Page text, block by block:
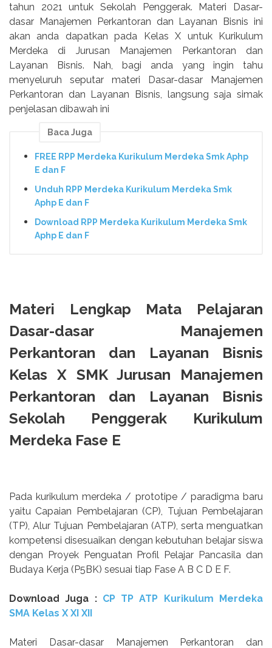
tahun 2021 untuk Sekolah Penggerak. Materi Dasar-
dasar Manajemen Perkantoran dan Layanan Bisnis ini
akan anda dapatkan pada Kelas X untuk Kurikulum
Merdeka di Jurusan Manajemen Perkantoran dan
Layanan Bisnis. Nah, bagi anda yang ingin tahu
menyeluruh seputar materi Dasar-dasar Manajemen
Perkantoran dan Layanan Bisnis, langsung saja simak
penjelasan dibawah ini
Baca Juga
FREE RPP Merdeka Kurikulum Merdeka Smk Aphp
E dan F
Unduh RPP Merdeka Kurikulum Merdeka Smk
Aphp E dan F
Download RPP Merdeka Kurikulum Merdeka Smk
Aphp E dan F
Materi Lengkap Mata Pelajaran
Dasar-dasar Manajemen
Perkantoran dan Layanan Bisnis
Kelas X SMK Jurusan Manajemen
Perkantoran dan Layanan Bisnis
Sekolah Penggerak Kurikulum
Merdeka Fase E
Pada kurikulum merdeka / prototipe / paradigma baru
yaitu Capaian Pembelajaran (CP), Tujuan Pembelajaran
(TP), Alur Tujuan Pembelajaran (ATP), serta menguatkan
kompetensi disesuaikan dengan kebutuhan belajar siswa
dengan Proyek Penguatan Profil Pelajar Pancasila dan
Budaya Kerja (P5BK) sesuai tiap Fase A B C D E F.
Download Juga : CP TP ATP Kurikulum Merdeka
SMA Kelas X XI XII
Materi Dasar-dasar Manajemen Perkantoran dan